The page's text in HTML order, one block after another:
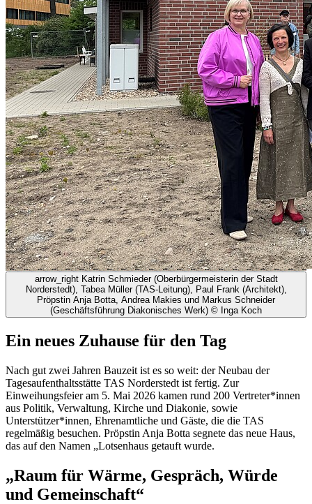
arrow_right Katrin Schmieder (Oberbürgermeisterin der Stadt
Norderstedt), Tabea Müller (TAS-Leitung), Paul Frank (Architekt),
Pröpstin Anja Botta, Andrea Makies und Markus Schneider
(Geschäftsführung Diakonisches Werk) © Inga Koch
Ein neues Zuhause für den Tag
Nach gut zwei Jahren Bauzeit ist es so weit: der Neubau der
Tagesaufenthaltsstätte TAS Norderstedt ist fertig. Zur
Einweihungsfeier am 5. Mai 2026 kamen rund 200 Vertreter*innen
aus Politik, Verwaltung, Kirche und Diakonie, sowie
Unterstützer*innen, Ehrenamtliche und Gäste, die die TAS
regelmäßig besuchen. Pröpstin Anja Botta segnete das neue Haus,
das auf den Namen „Lotsenhaus getauft wurde.
„Raum für Wärme, Gespräch, Würde
und Gemeinschaft“